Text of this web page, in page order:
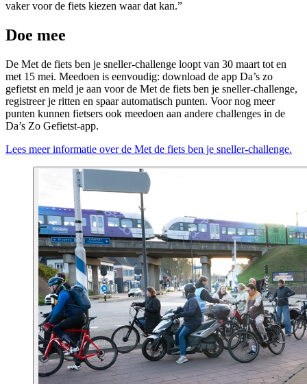
vaker voor de fiets kiezen waar dat kan.”
Doe mee
De Met de fiets ben je sneller-challenge loopt van 30 maart tot en
met 15 mei. Meedoen is eenvoudig: download de app Da’s zo
gefietst en meld je aan voor de Met de fiets ben je sneller-challenge,
registreer je ritten en spaar automatisch punten. Voor nog meer
punten kunnen fietsers ook meedoen aan andere challenges in de
Da’s Zo Gefietst-app.
Lees meer informatie over de Met de fiets ben je sneller-challenge.